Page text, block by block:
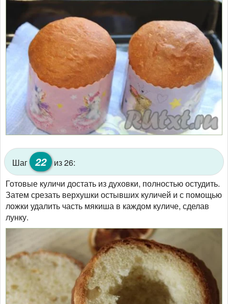
Шаг 22 из 26:
Готовые куличи достать из духовки, полностью остудить.
Затем срезать верхушки остывших куличей и с помощью
ложки удалить часть мякиша в каждом куличе, сделав
лунку.